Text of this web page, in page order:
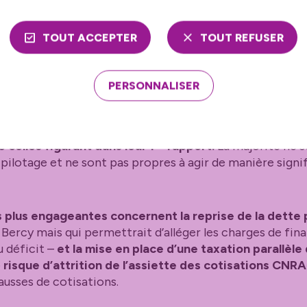
à l’équilibre par les seules cotisations impliquerait
de dette, ou un âge d’équilibre proche de 68 ans à
du pilotage de la caisse jugé
des
figurant dans leur 1
rapport.La majorité ne
pilotage et ne sont pas propres à agir de manière
engageantes concernent la reprise de la dette
mais qui permettrait d’alléger les charges de
déficit – et la mise en place d’une taxation parallèle
d’attrition de l’assiette des cotisations
de cotisations.
TOUT ACCEPTER TOUT REFUSER
PERSONNALISER